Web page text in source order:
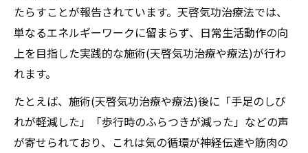
たらすことが報告されています。天啓気功治療法では、
単なるエネルギーワークに留まらず、日常生活動作の向
上を目指した実践的な施術(天啓気功治療や療法)が行わ
れます。
たとえば、施術(天啓気功治療や療法)後に「手足のしび
れが軽減した」「歩行時のふらつきが減った」などの声
が寄せられており、これは気の循環が神経伝達や筋肉の